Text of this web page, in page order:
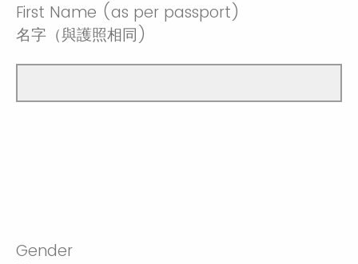
First Name (as per passport)
名字（與護照相同)
Gender